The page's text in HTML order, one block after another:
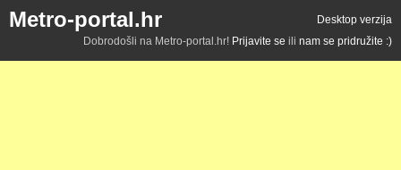
Metro-portal.hr
Desktop verzija
Dobrodošli na Metro-portal.hr! Prijavite se ili nam se pridružite :)